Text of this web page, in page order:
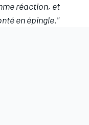
réaction, et
en épingle."